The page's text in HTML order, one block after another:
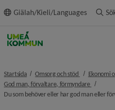
innehållet
Giälah/Kieli/Languages
Startsida Omsorg och stöd nivå iEkonomi
God man, förvaltare, förmyndare nivå i
Du som behöver eller har god man eller